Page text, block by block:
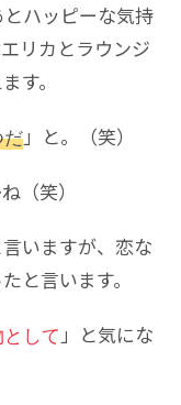
ハッピーな気持
リカとラウンジ
す。
」と。（笑）
（笑）
いますが、恋な
と言います。
して」と気にな